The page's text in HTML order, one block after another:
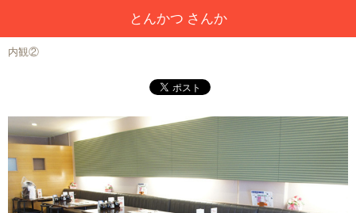
とんかつ さんか
内観②